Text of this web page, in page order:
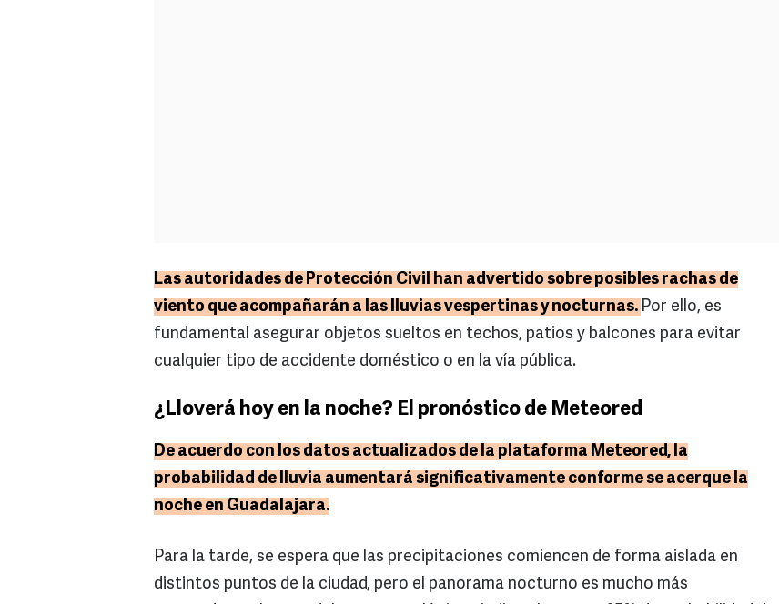
Las autoridades de Protección Civil han advertido sobre posibles rachas de
viento que acompañarán a las lluvias vespertinas y nocturnas. Por ello, es
fundamental asegurar objetos sueltos en techos, patios y balcones para evitar
cualquier tipo de accidente doméstico o en la vía pública.
¿Lloverá hoy en la noche? El pronóstico de Meteored
De acuerdo con los datos actualizados de la plataforma Meteored, la
probabilidad de lluvia aumentará significativamente conforme se acerque la
noche en Guadalajara.
Para la tarde, se espera que las precipitaciones comiencen de forma aislada en
distintos puntos de la ciudad, pero el panorama nocturno es mucho más